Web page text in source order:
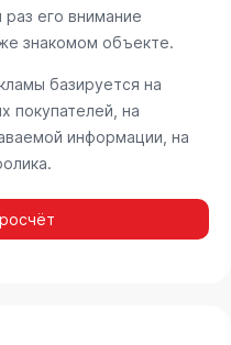
его внимание
знакомом объекте.
базируется на
покупателей, на
информации, на